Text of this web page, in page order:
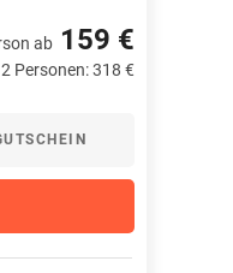
ab 159 €
Personen: 318 €